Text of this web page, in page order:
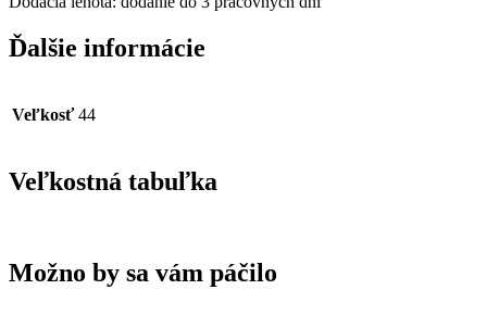
Ďalšie informácie
Veľkosť 44
Veľkostná tabuľka
Možno by sa vám páčilo